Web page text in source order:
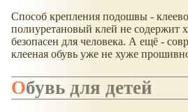
Способ крепления подошвы -
полиуретановый клей не содержит
безопасен для человека. А ещё -
клееная обувь уже не хуже
Обувь для детей